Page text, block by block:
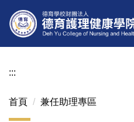
到
主
:::
首頁 兼任助理專區